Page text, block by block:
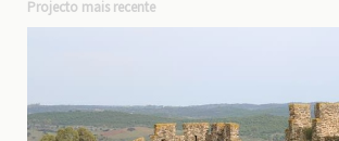
Projecto mais recente